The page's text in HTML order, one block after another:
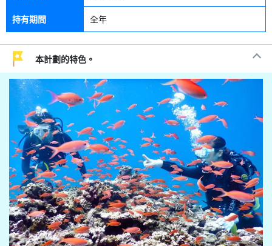
持有期間 全年
本計劃的特色。